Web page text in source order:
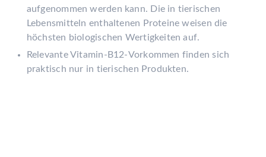
aufgenommen werden kann. Die in tierischen
Lebensmitteln enthaltenen Proteine weisen die
höchsten biologischen Wertigkeiten auf.
Relevante Vitamin-B12-Vorkommen finden sich
praktisch nur in tierischen Produkten.